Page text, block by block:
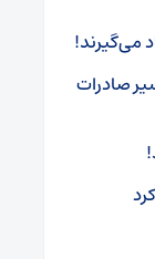
می‌گیرند!
صادرات